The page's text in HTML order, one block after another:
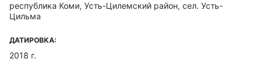
республика Коми, Усть-Цилемский район, сел. Усть-
Цильма
ДАТИРОВКА:
2018 г.